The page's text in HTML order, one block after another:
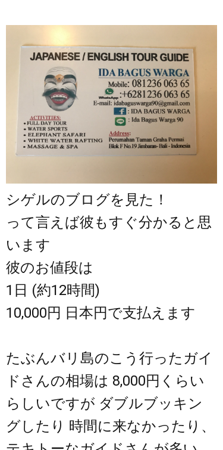
シゲルのブログを見た！
って言えば彼もすぐ分かると思
います
彼のお値段は
1日 (約12時間)
10,000円 日本円で支払えます
たぶんバリ島のこう行ったガイ
ドさんの相場は 8,000円くらい
らしいですが ダブルブッキン
グしたり 時間に来なかったり、